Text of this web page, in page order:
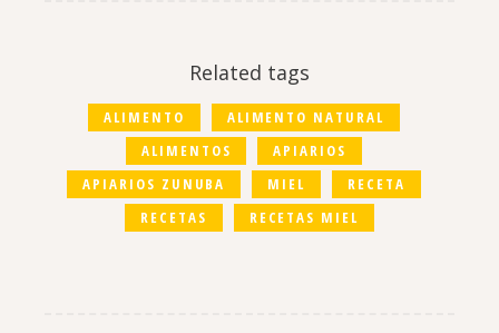
Related tags
ALIMENTO
ALIMENTO NATURAL
ALIMENTOS
APIARIOS
APIARIOS ZUNUBA
MIEL
RECETA
RECETAS
RECETAS MIEL